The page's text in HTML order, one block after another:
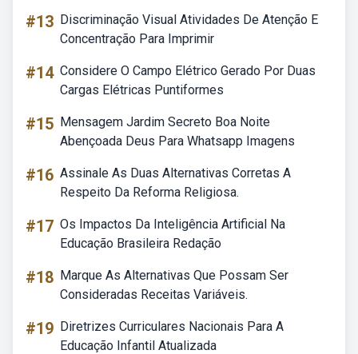
#13 Discriminação Visual Atividades De Atenção E
Concentração Para Imprimir
#14 Considere O Campo Elétrico Gerado Por Duas
Cargas Elétricas Puntiformes
#15 Mensagem Jardim Secreto Boa Noite
Abençoada Deus Para Whatsapp Imagens
#16 Assinale As Duas Alternativas Corretas A
Respeito Da Reforma Religiosa.
#17 Os Impactos Da Inteligência Artificial Na
Educação Brasileira Redação
#18 Marque As Alternativas Que Possam Ser
Consideradas Receitas Variáveis.
#19 Diretrizes Curriculares Nacionais Para A
Educação Infantil Atualizada